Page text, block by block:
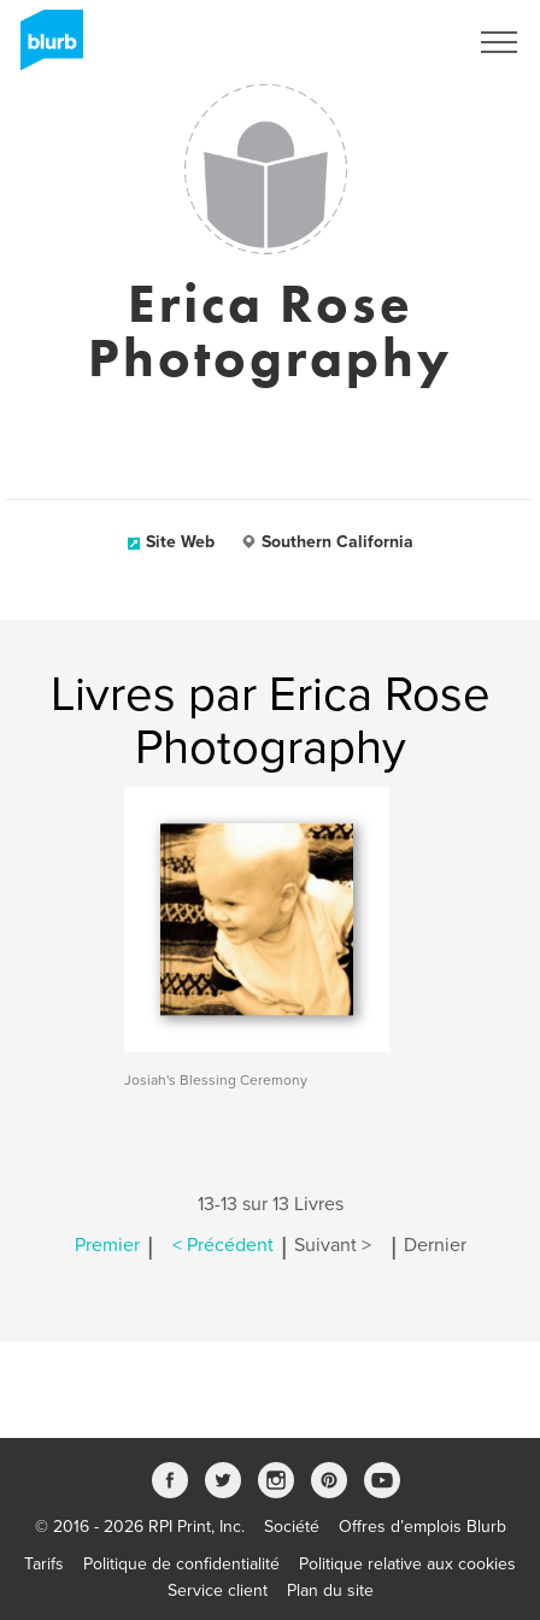
Erica Rose
Photography
Site Web Southern California
Livres par Erica Rose
Photography
Josiah's Blessing Ceremony
13-13 sur 13 Livres
Premier | < Précédent | Suivant > | Dernier
© 2016 - 2026 RPI Print, Inc. Société
Offres d’emplois Blurb
Tarifs
Politique de confidentialité
Politique relative aux cookies
Service client
Plan du site